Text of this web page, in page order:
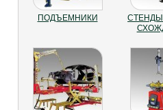
ПОДЪЕМНИКИ
СТЕНДЫ